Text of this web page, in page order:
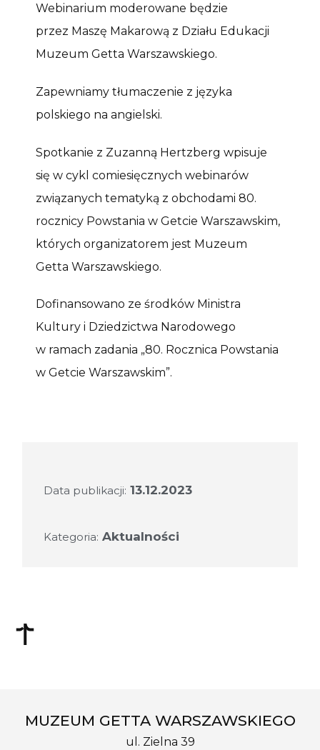
Webinarium moderowane będzie
przez Maszę Makarową z Działu Edukacji
Muzeum Getta Warszawskiego.
Zapewniamy tłumaczenie z języka
polskiego na angielski.
Spotkanie z Zuzanną Hertzberg wpisuje
się w cykl comiesięcznych webinarów
związanych tematyką z obchodami 80.
rocznicy Powstania w Getcie Warszawskim,
których organizatorem jest Muzeum
Getta Warszawskiego.
Dofinansowano ze środków Ministra
Kultury i Dziedzictwa Narodowego
w ramach zadania „80. Rocznica Powstania
w Getcie Warszawskim”.
Data publikacji: 13.12.2023
Kategoria: Aktualności
MUZEUM GETTA WARSZAWSKIEGO
ul. Zielna 39